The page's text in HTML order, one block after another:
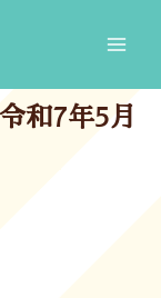
和7年5月